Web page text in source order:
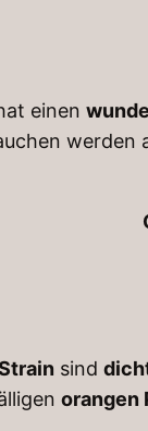
einen
werden
sind
orangen